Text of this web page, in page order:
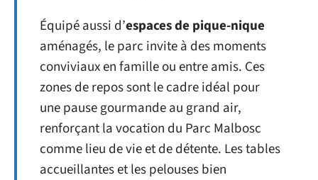
Équipé aussi d’espaces de pique-nique
aménagés, le parc invite à des moments
conviviaux en famille ou entre amis. Ces
zones de repos sont le cadre idéal pour
une pause gourmande au grand air,
renforçant la vocation du Parc Malbosc
comme lieu de vie et de détente. Les tables
accueillantes et les pelouses bien